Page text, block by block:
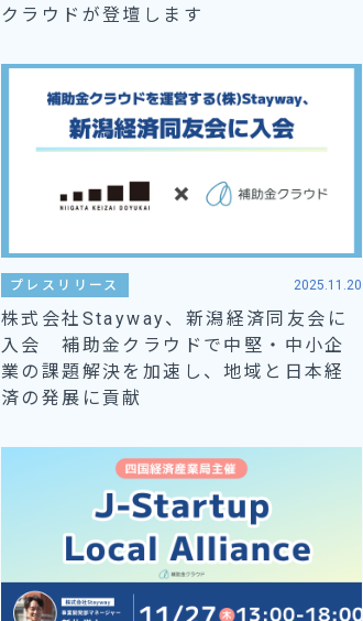
クラウドが登壇します
プレスリリース 2025.11.20
株式会社Stayway、新潟経済同友会に
入会 補助金クラウドで中堅・中小企
業の課題解決を加速し、地域と日本経
済の発展に貢献